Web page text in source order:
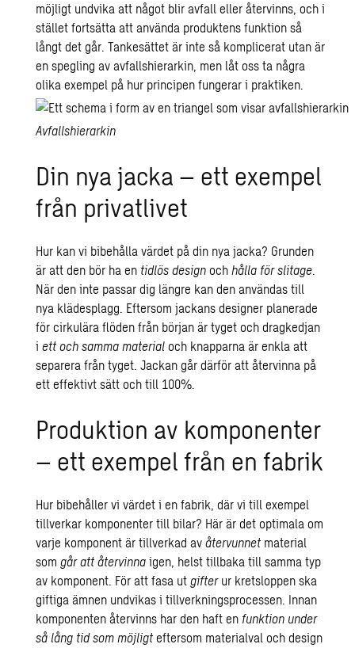
möjligt undvika att något blir avfall eller återvinns, och i
stället fortsätta att använda produktens funktion så
långt det går. Tankesättet är inte så komplicerat utan är
en spegling av avfallshierarkin, men låt oss ta några
olika exempel på hur principen fungerar i praktiken.
Avfallshierarkin
Din nya jacka – ett exempel
från privatlivet
Hur kan vi bibehålla värdet på din nya jacka? Grunden
är att den bör ha en tidlös designochhålla för slitage.
När den inte passar dig längre kan den användas till
nya klädesplagg. Eftersom jackans designer planerade
för cirkulära flöden från början är tyget och dragkedjan
iett och samma material och knapparna är enkla att
separera från tyget. Jackan går därför att återvinna på
ett effektivt sätt och till 100%.
Produktion av komponenter
– ett exempel från en fabrik
Hur bibehåller vi värdet i en fabrik, där vi till exempel
tillverkar komponenter till bilar? Här är det optimala om
varje komponent är tillverkad avåtervunnet material
somgår att återvinna igen, helst tillbaka till samma typ
av komponent. För att fasa utgifterur kretsloppen ska
giftiga ämnen undvikas i tillverkningsprocessen. Innan
komponenten återvinns har den haft en funktion under
så lång tid som möjligteftersom materialval och design